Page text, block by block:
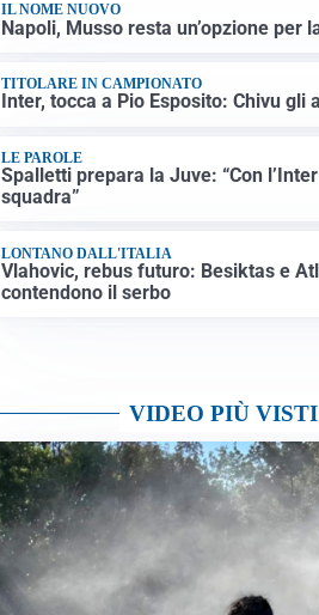
IL NOME NUOVO
Napoli, Musso resta un’opzione per
TITOLARE IN CAMPIONATO
Inter, tocca a Pio Esposito: Chivu gli
LE PAROLE
Spalletti prepara la Juve: “Con
squadra”
LONTANO DALL'ITALIA
Vlahovic, rebus futuro: Besiktas e
contendono il serbo
VIDEO PIÙ VISTI